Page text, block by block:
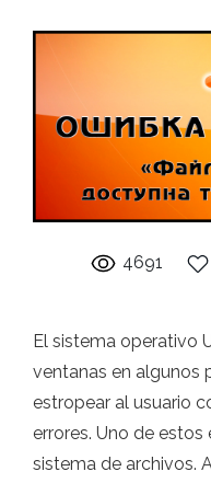
4691
El sistema operativo
ventanas en algunos
estropear al usuario
errores. Uno de
sistema de archivos.